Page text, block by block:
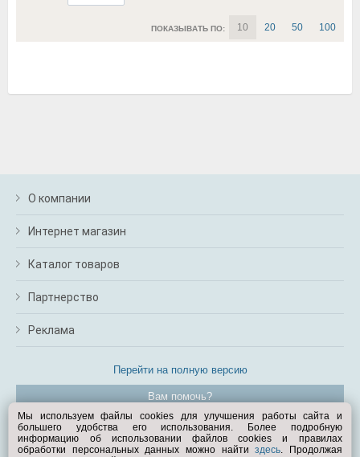
ПОКАЗЫВАТЬ ПО: 10 20 50 100
О компании
Интернет магазин
Каталог товаров
Партнерство
Реклама
Перейти на полную версию
Вам помочь?
© Exist.ru 1998—2026
Мы используем файлы cookies для улучшения работы сайта и
большего удобства его использования. Более подробную
информацию об использовании файлов cookies и правилах
обработки персональных данных можно найтиздесь. Продолжая